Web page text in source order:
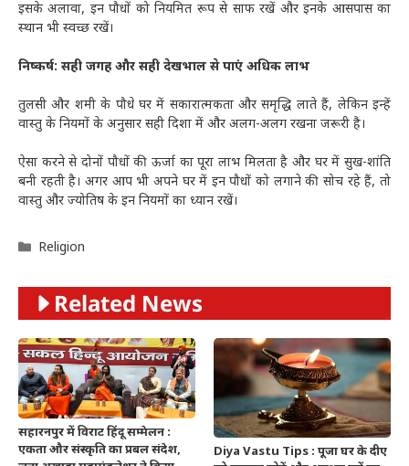
इसके अलावा, इन पौधों को नियमित रूप से साफ रखें और इनके आसपास का
स्थान भी स्वच्छ रखें।
निष्कर्ष: सही जगह और सही देखभाल से पाएं अधिक लाभ
तुलसी और शमी के पौधे घर में सकारात्मकता और समृद्धि लाते हैं, लेकिन इन्हें
वास्तु के नियमों के अनुसार सही दिशा में और अलग-अलग रखना जरूरी है।
ऐसा करने से दोनों पौधों की ऊर्जा का पूरा लाभ मिलता है और घर में सुख-शांति
बनी रहती है। अगर आप भी अपने घर में इन पौधों को लगाने की सोच रहे हैं, तो
वास्तु और ज्योतिष के इन नियमों का ध्यान रखें।
Categories
Religion
Related News
सहारनपुर में विराट हिंदू सम्मेलन :
एकता और संस्कृति का प्रबल संदेश,
Diya Vastu Tips : पूजा घर के दीए